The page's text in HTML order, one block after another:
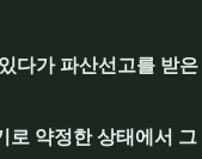
다가 파산선고를 받
약정한 상태에서